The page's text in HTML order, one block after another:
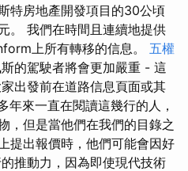
特房地產開發項目的30公頃
。 我們在時間且連續地提供
上所有轉移的信息。 五權
的駕駛者將會更加嚴重 - 這
出發前在道路信息頁面或其
年來一直在閱讀這幾行的人，
，但是當他們在我們的目錄之
提出報價時，他們可能會因好
推動力，因為即使現代技術